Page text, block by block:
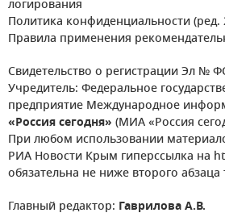
логирования
Политика конфиденциальности (ред.
Правила применения
Свидетельство о регистрации Эл №
Учредитель: Федеральное
предприятие Международное
«Россия сегодня» (МИА «Россия
При любом использовании
РИА Новости Крым гиперссылка на
обязательна не ниже второго абзаца
Главный редактор: Гаврилова А.В.